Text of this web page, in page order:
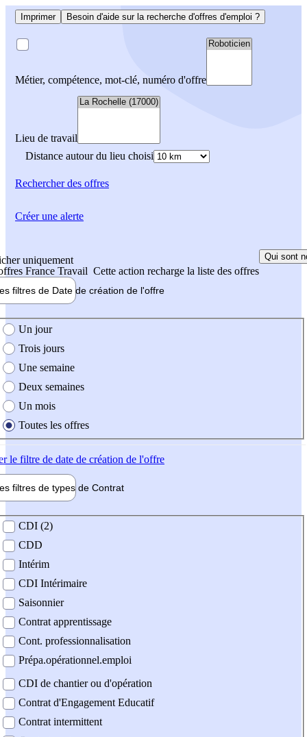
Imprimer Besoin d'aide sur la recherche d'offres d'emploi ?
Métier, compétence, mot-clé, numéro d'offre
Lieu de travail
Distance autour du lieu choisi
Rechercherdes offres
uniquement
France Travail Cette action recharge la liste des offres
Qui sont
filtres de Date de création de l'offre
création de l'offre
Un jour
Trois jours
Une semaine
Deux semaines
Un mois
Toutes les offres
le filtre de date de création de l'offre
filtres de types de Contrat
contrat
CDI (2)
CDD
Intérim
CDI Intérimaire
Saisonnier
Contrat apprentissage
Cont. professionnalisation
Prépa.opérationnel.emploi
CDI de chantier ou d'opération
Contrat d'Engagement Educatif
Contrat intermittent
Créer une alerte